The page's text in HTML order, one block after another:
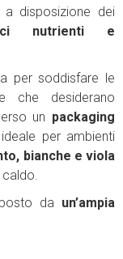
disposizione dei
nutrienti e
per soddisfare le
che desiderano
un packaging
per ambienti
bianche e viola
da un’ampia